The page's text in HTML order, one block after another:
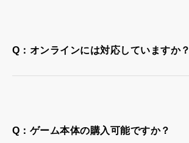
Q：オンラインには対応していますか？
Q：ゲーム本体の購入可能ですか？